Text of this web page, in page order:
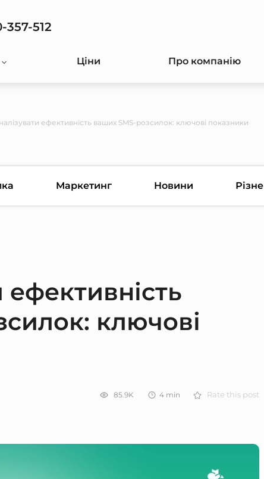
357-512
Ціни Про компанію
ефективність ваших SMS-розсилок: ключові показники
Маркетинг Новини Різне
ефективність
ключові
85.9K 4 min Rate this post